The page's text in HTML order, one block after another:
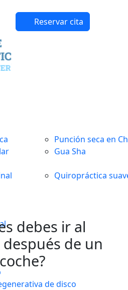
Reservar cita
Punción seca en
Gua Sha
Quiropráctica
de disco
debes ir al
de un